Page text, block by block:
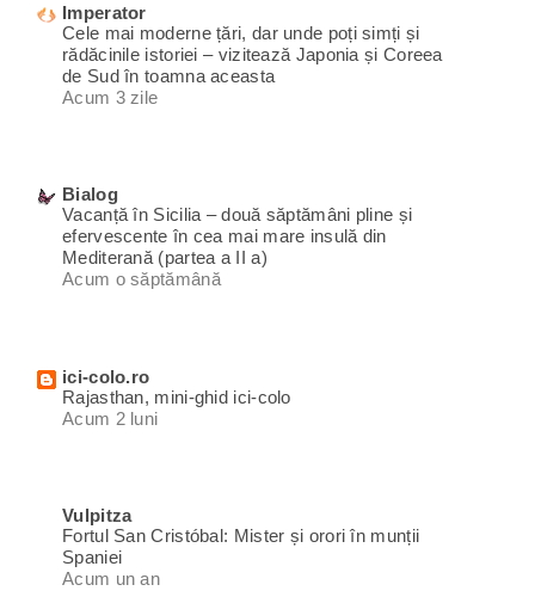
Imperator
Cele mai moderne țări, dar unde poți simți și
rădăcinile istoriei – vizitează Japonia și Coreea
de Sud în toamna aceasta
Acum 3 zile
Bialog
Vacanță în Sicilia – două săptămâni pline și
efervescente în cea mai mare insulă din
Mediterană (partea a II a)
Acum o săptămână
ici-colo.ro
Rajasthan, mini-ghid ici-colo
Acum 2 luni
Vulpitza
Fortul San Cristóbal: Mister și orori în munții
Spaniei
Acum un an